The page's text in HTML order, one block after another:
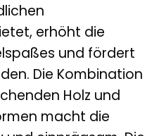
erhöht die
und fördert
Die Kombination
Holz und
macht die